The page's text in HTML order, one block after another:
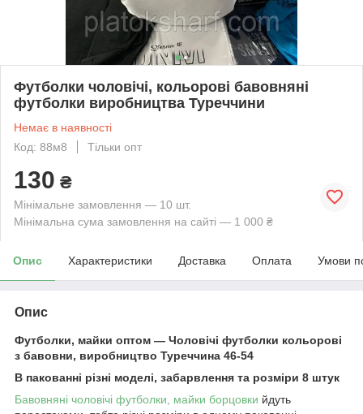
Футболки чоловічі, кольорові бавовняні
футболки виробництва Туреччини
Немає в наявності
Код: 88м8
Тільки опт
130 ₴
Мінімальне замовлення — 10 шт.
Мінімальна сума замовлення на сайті — 1 000 ₴
Опис Характеристики Доставка Оплата Умови
Опис
Футболки, майки оптом — Чоловічі футболки кольорові
з бавовни, виробництво Туреччина 46-54
В пакованні різні моделі, забарвлення та розміри 8 штук
Бавовняні чоловічі футболки, майки борцовки йдуть